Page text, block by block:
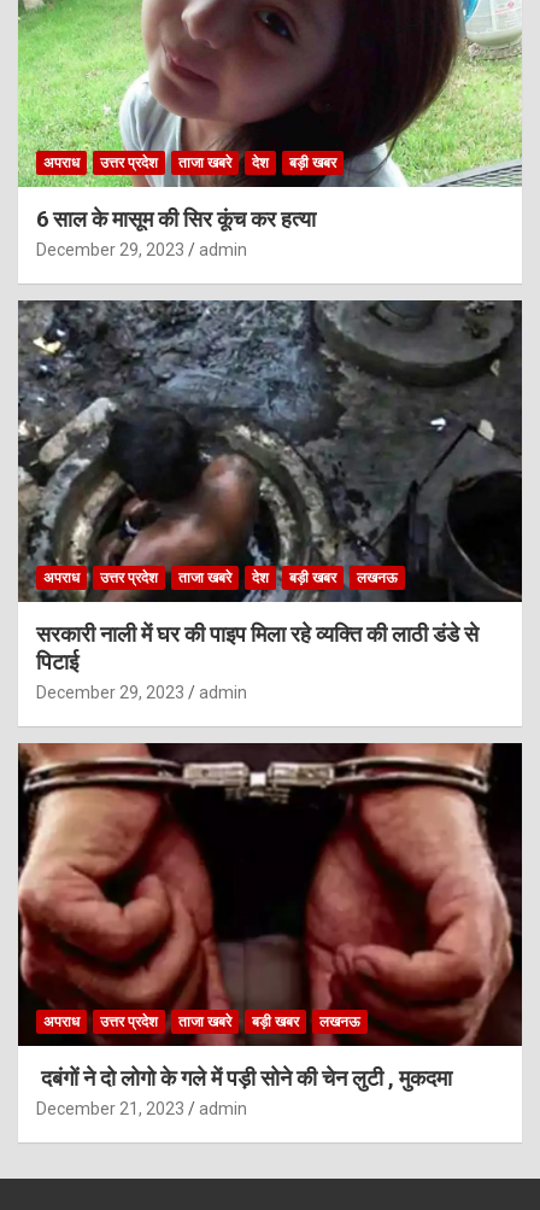
अपराध उत्तर प्रदेश ताजा खबरे देश बड़ी खबर
6 साल के मासूम की सिर कूंच कर हत्या
December 29, 2023 admin
अपराध उत्तर प्रदेश ताजा खबरे देश बड़ी खबर लखनऊ
सरकारी नाली में घर की पाइप मिला रहे व्यक्ति की लाठी डंडे से
पिटाई
December 29, 2023 admin
अपराध उत्तर प्रदेश ताजा खबरे बड़ी खबर लखनऊ
दबंगों ने दो लोगो के गले में पड़ी सोने की चेन लुटी , मुकदमा
December 21, 2023 admin